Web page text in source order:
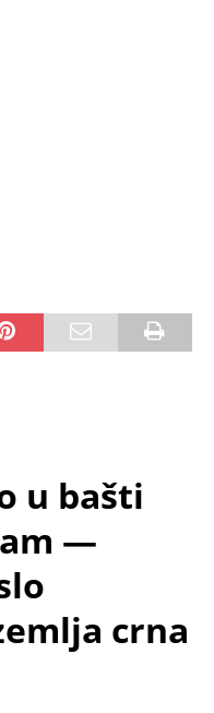
u bašti
—
crna